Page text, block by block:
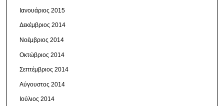
Ιανουάριος 2015
Δεκέμβριος 2014
Νοέμβριος 2014
Οκτώβριος 2014
Σεπτέμβριος 2014
Αύγουστος 2014
Ιούλιος 2014